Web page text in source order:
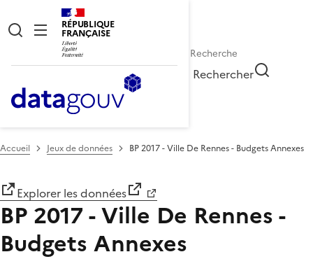
RÉPUBLIQUE
FRANÇAISE
Rechercher
Accueil Jeux de données BP 2017 - Ville De Rennes - Budgets Annexes
Explorer les données
BP 2017 - Ville De Rennes -
Budgets Annexes